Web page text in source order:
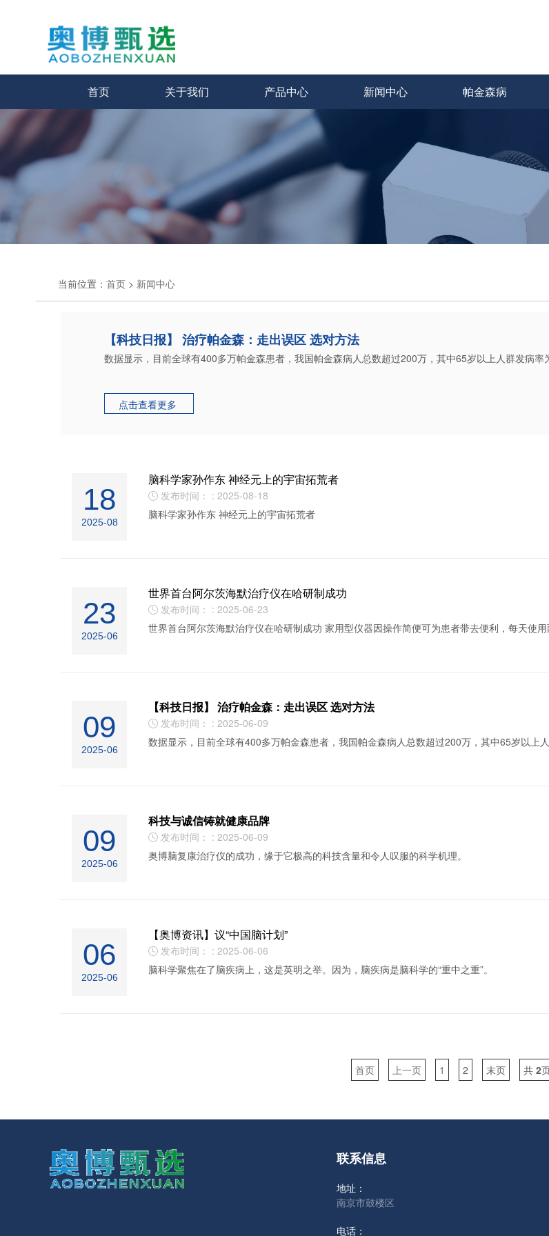
首页 关于我们 产品中心 新闻中心 帕金森病
当前位置： 首页 > 新闻中心
【科技日报】 治疗帕金森：走出误区 选对方法
数据显示，目前全球有400多万帕金森患者，我国帕金森病人总数超过200万，其中65岁以上人群发病率
点击查看更多
18
2025-08
脑科学家孙作东 神经元上的宇宙拓荒者
发布时间： : 2025-08-18
脑科学家孙作东 神经元上的宇宙拓荒者
23
2025-06
世界首台阿尔茨海默治疗仪在哈研制成功
发布时间： : 2025-06-23
世界首台阿尔茨海默治疗仪在哈研制成功 家用型仪器因操作简便可为患者带去便利，每天使
09
2025-06
【科技日报】 治疗帕金森：走出误区 选对方法
发布时间： : 2025-06-09
数据显示，目前全球有400多万帕金森患者，我国帕金森病人总数超过200万，其中65岁以上人
09
2025-06
科技与诚信铸就健康品牌
发布时间： : 2025-06-09
奥博脑复康治疗仪的成功，缘于它极高的科技含量和令人叹服的科学机理。
06
2025-06
【奥博资讯】议“中国脑计划”
发布时间： : 2025-06-06
脑科学聚焦在了脑疾病上，这是英明之举。因为，脑疾病是脑科学的“重中之重”。
首页 上一页 1 2 末页 共 2
联系信息
地址：
南京市鼓楼区
电话：